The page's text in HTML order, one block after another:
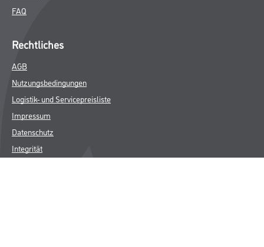
FAQ
Rechtliches
AGB
Nutzungsbedingungen
Logistik- und Servicepreisliste
Impressum
Datenschutz
Integrität